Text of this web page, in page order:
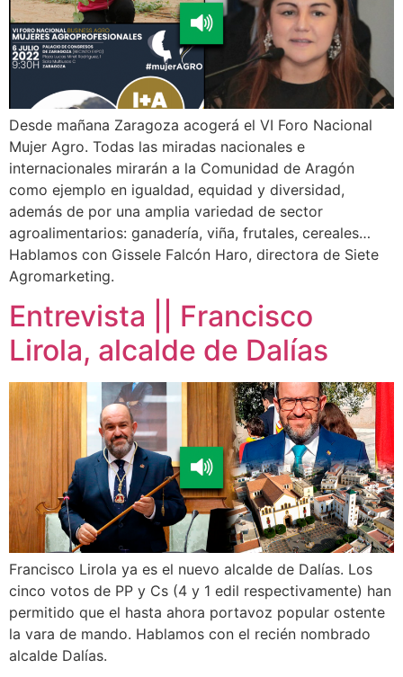
Desde mañana Zaragoza acogerá el VI Foro Nacional
Mujer Agro. Todas las miradas nacionales e
internacionales mirarán a la Comunidad de Aragón
como ejemplo en igualdad, equidad y diversidad,
además de por una amplia variedad de sector
agroalimentarios: ganadería, viña, frutales, cereales…
Hablamos con Gissele Falcón Haro, directora de Siete
Agromarketing.
Entrevista || Francisco
Lirola, alcalde de Dalías
Francisco Lirola ya es el nuevo alcalde de Dalías. Los
cinco votos de PP y Cs (4 y 1 edil respectivamente) han
permitido que el hasta ahora portavoz popular ostente
la vara de mando. Hablamos con el recién nombrado
alcalde Dalías.